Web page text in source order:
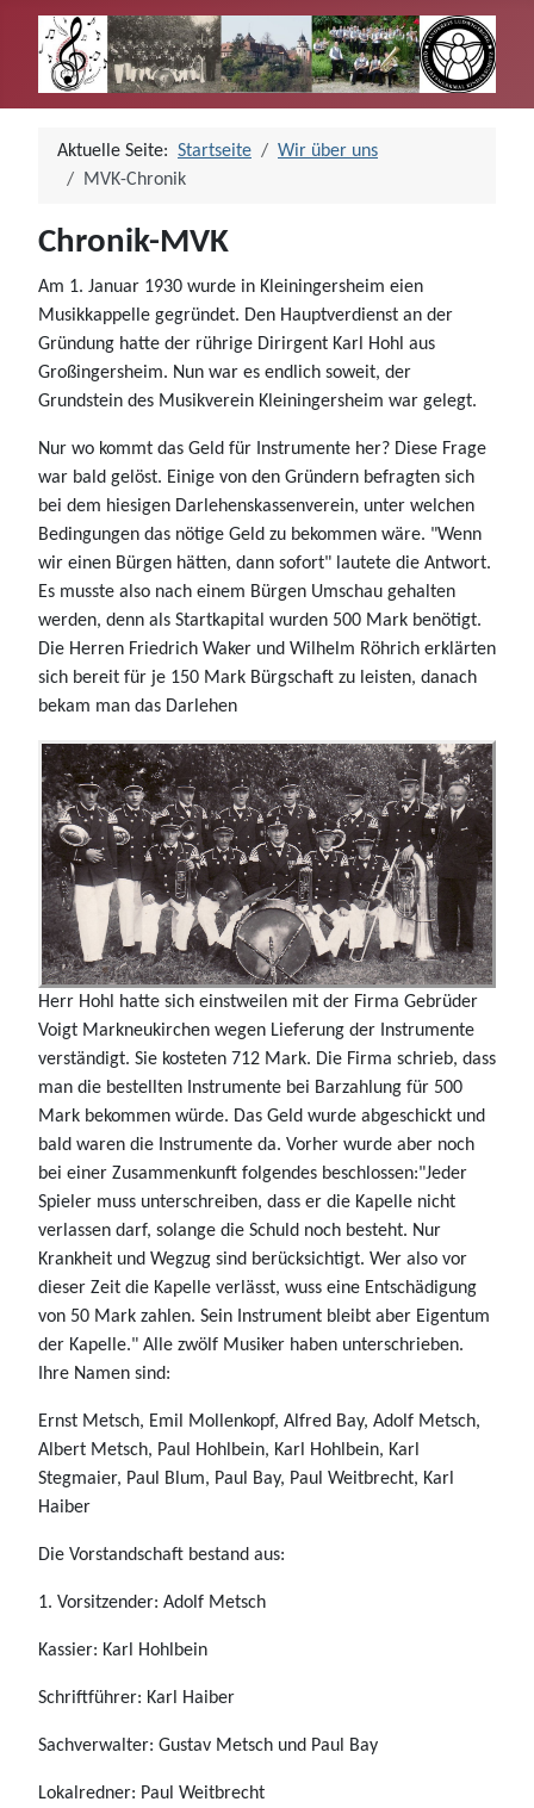
Aktuelle Seite: Startseite
Wir über uns
MVK-Chronik
Chronik-MVK
Am 1. Januar 1930 wurde in Kleiningersheim eien
Musikkappelle gegründet. Den Hauptverdienst an der
Gründung hatte der rührige Dirirgent Karl Hohl aus
Großingersheim. Nun war es endlich soweit, der
Grundstein des Musikverein Kleiningersheim war gelegt.
Nur wo kommt das Geld für Instrumente her? Diese Frage
war bald gelöst. Einige von den Gründern befragten sich
bei dem hiesigen Darlehenskassenverein, unter welchen
Bedingungen das nötige Geld zu bekommen wäre. "Wenn
wir einen Bürgen hätten, dann sofort" lautete die Antwort.
Es musste also nach einem Bürgen Umschau gehalten
werden, denn als Startkapital wurden 500 Mark benötigt.
Die Herren Friedrich Waker und Wilhelm Röhrich erklärten
sich bereit für je 150 Mark Bürgschaft zu leisten, danach
bekam man das Darlehen
Herr Hohl hatte sich einstweilen mit der Firma Gebrüder
Voigt Markneukirchen wegen Lieferung der Instrumente
verständigt. Sie kosteten 712 Mark. Die Firma schrieb, dass
man die bestellten Instrumente bei Barzahlung für 500
Mark bekommen würde. Das Geld wurde abgeschickt und
bald waren die Instrumente da. Vorher wurde aber noch
bei einer Zusammenkunft folgendes beschlossen:"Jeder
Spieler muss unterschreiben, dass er die Kapelle nicht
verlassen darf, solange die Schuld noch besteht. Nur
Krankheit und Wegzug sind berücksichtigt. Wer also vor
dieser Zeit die Kapelle verlässt, wuss eine Entschädigung
von 50 Mark zahlen. Sein Instrument bleibt aber Eigentum
der Kapelle." Alle zwölf Musiker haben unterschrieben.
Ihre Namen sind:
Ernst Metsch, Emil Mollenkopf, Alfred Bay, Adolf Metsch,
Albert Metsch, Paul Hohlbein, Karl Hohlbein, Karl
Stegmaier, Paul Blum, Paul Bay, Paul Weitbrecht, Karl
Haiber
Die Vorstandschaft bestand aus:
1. Vorsitzender: Adolf Metsch
Kassier: Karl Hohlbein
Schriftführer: Karl Haiber
Sachverwalter: Gustav Metsch und Paul Bay
Lokalredner: Paul Weitbrecht